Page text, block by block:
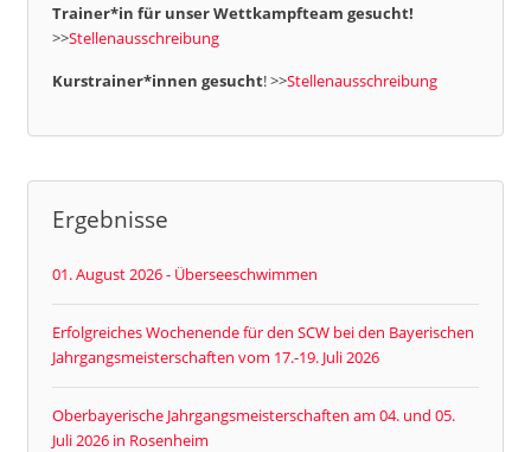
Trainer*in für unser Wettkampfteam gesucht!
>>Stellenausschreibung
Kurstrainer*innen gesucht! >>Stellenausschreibung
Ergebnisse
01. August 2026 - Überseeschwimmen
Erfolgreiches Wochenende für den SCW bei den Bayerischen
Jahrgangsmeisterschaften vom 17.-19. Juli 2026
Oberbayerische Jahrgangsmeisterschaften am 04. und 05.
Juli 2026 in Rosenheim